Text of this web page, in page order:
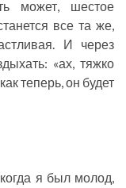
может, шестое
все та же,
И через
«ах, тяжко
теперь, он будет
я был молод,